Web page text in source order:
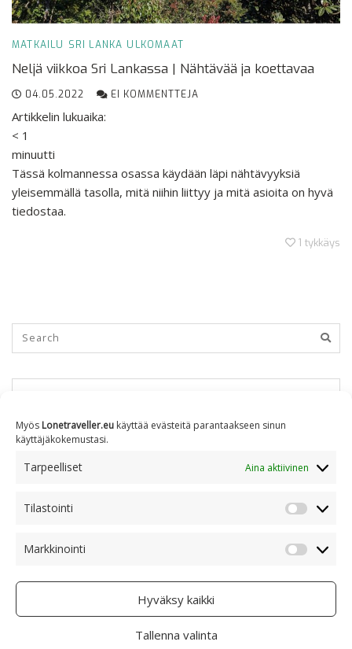
Myös Lonetraveller.eu käyttää evästeitä parantaakseen sinun
käyttäjäkokemustasi.
Tarpeelliset Aina aktiivinen
Tilastointi
Markkinointi
Hyväksy kaikki
Tallenna valinta
MATKAILU SRI LANKA ULKOMAAT
Neljä viikkoa Sri Lankassa | Nähtävää ja koettavaa
04.05.2022 EI KOMMENTTEJA
Artikkelin lukuaika:
< 1
minuutti
Tässä kolmannessa osassa käydään läpi nähtävyyksiä
yleisemmällä tasolla, mitä niihin liittyy ja mitä asioita on hyvä
tiedostaa.
1 tykkäys
Kuukausittain
Aiheittain
COPYRIGHT © 2005 - 2023 RAMI RANTA